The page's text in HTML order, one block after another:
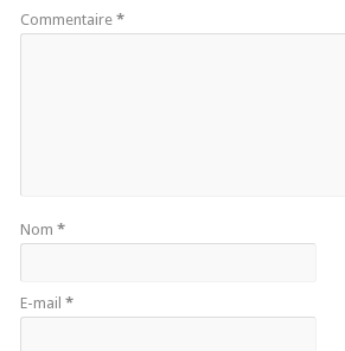
Commentaire *
Nom *
E-mail *